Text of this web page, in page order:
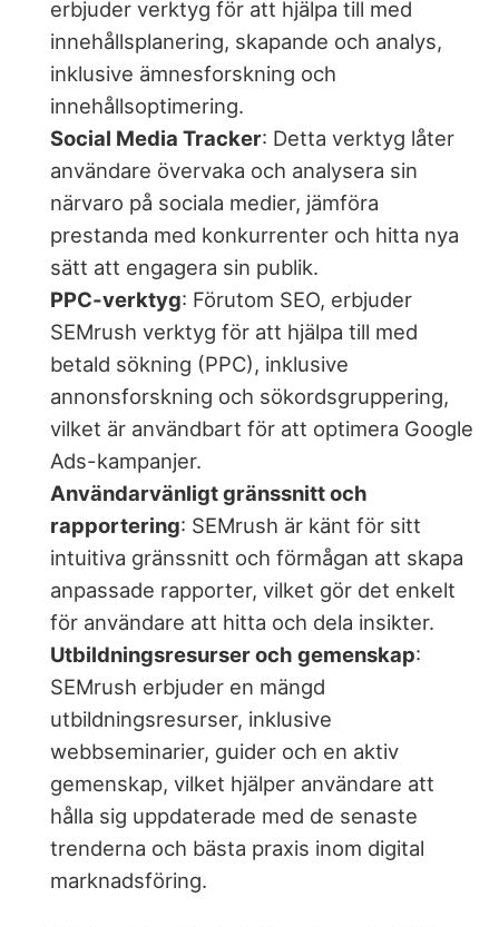
erbjuder verktyg för att hjälpa till med
innehållsplanering, skapande och analys,
inklusive ämnesforskning och
innehållsoptimering.
Social Media Tracker: Detta verktyg låter
användare övervaka och analysera sin
närvaro på sociala medier, jämföra
prestanda med konkurrenter och hitta nya
sätt att engagera sin publik.
PPC-verktyg: Förutom SEO, erbjuder
SEMrush verktyg för att hjälpa till med
betald sökning (PPC), inklusive
annonsforskning och sökordsgruppering,
vilket är användbart för att optimera Google
Ads-kampanjer.
Användarvänligt gränssnitt och
rapportering: SEMrush är känt för sitt
intuitiva gränssnitt och förmågan att skapa
anpassade rapporter, vilket gör det enkelt
för användare att hitta och dela insikter.
Utbildningsresurser och gemenskap:
SEMrush erbjuder en mängd
utbildningsresurser, inklusive
webbseminarier, guider och en aktiv
gemenskap, vilket hjälper användare att
hålla sig uppdaterade med de senaste
trenderna och bästa praxis inom digital
marknadsföring.